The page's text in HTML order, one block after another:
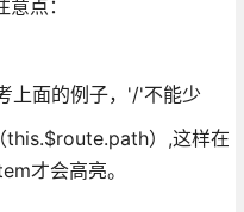
点：
上面的例子，'/'不能少
）,这样在
才会高亮。